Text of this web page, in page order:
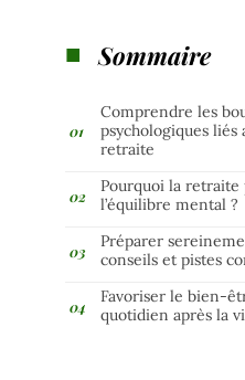
Sommaire
Comprendre les
psychologiques liés
retraite
Pourquoi la
l’équilibre mental ?
Préparer
conseils et pistes
Favoriser le bien-
quotidien après la